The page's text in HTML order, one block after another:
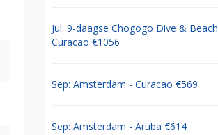
Jul: 9-daagse Chogogo Dive & Beach
Curacao €1056
Sep: Amsterdam - Curacao €569
Sep: Amsterdam - Aruba €614